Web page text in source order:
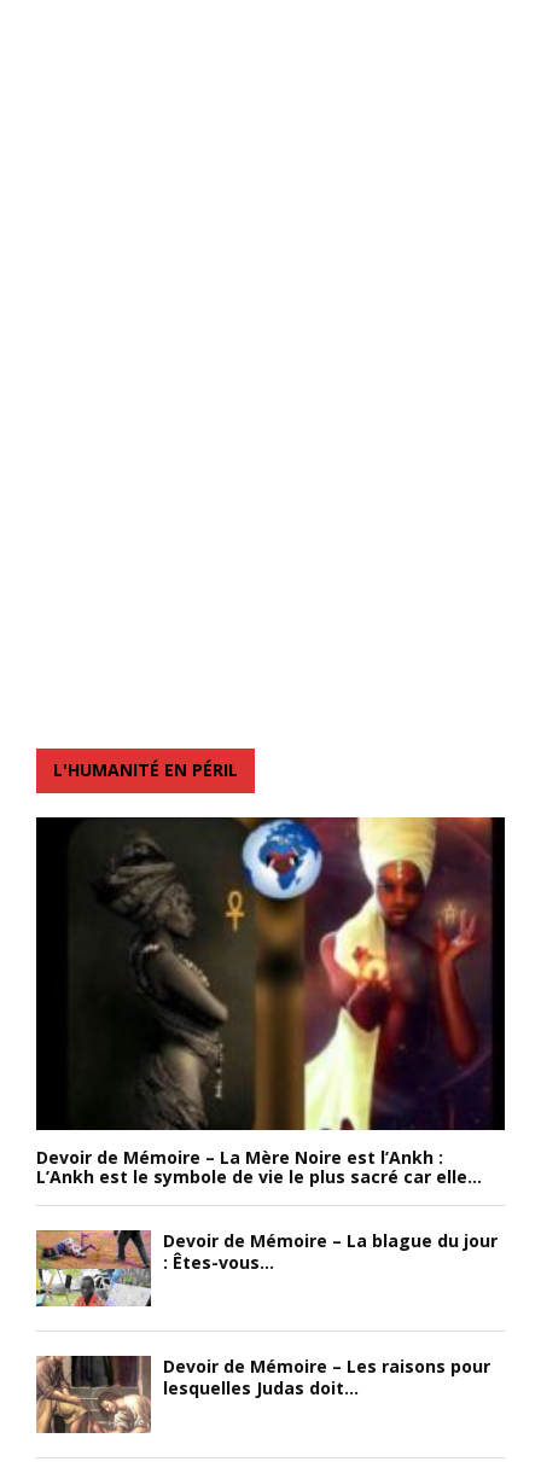
L'HUMANITÉ EN PÉRIL
Devoir de Mémoire – La Mère Noire est l’Ankh :
L’Ankh est le symbole de vie le plus sacré car elle...
Devoir de Mémoire – La blague du jour
: Êtes-vous...
Devoir de Mémoire – Les raisons pour
lesquelles Judas doit...